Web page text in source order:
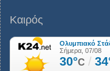
Καιρός